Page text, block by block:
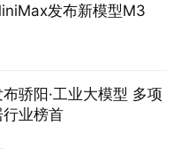
发布新模型M3
骄阳·工业大模型 多项
业榜首